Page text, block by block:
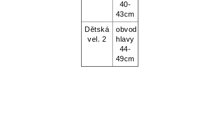
40-
43cm
Dětská
vel. 2
obvod
hlavy
44-
49cm